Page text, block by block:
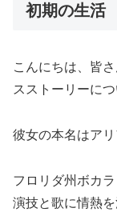
初期の生活
こんにちは、皆
スストーリーに
彼女の本名はア
フロリダ州ボカ
演技と歌に情熱を